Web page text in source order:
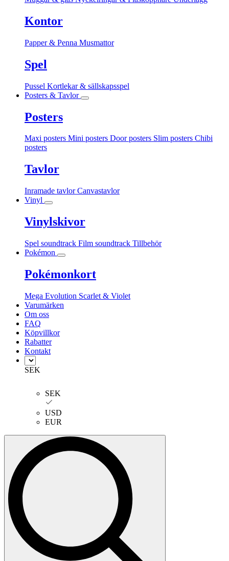
Kontor
Papper & Penna Musmattor
Spel
Pussel Kortlekar & sällskapsspel
Posters & Tavlor
Posters
Maxi posters Mini posters Door posters Slim posters Chibi
posters
Tavlor
Inramade tavlorCanvastavlor
Vinyl
Vinylskivor
Spel soundtrack Film soundtrack Tillbehör
Pokémon
Pokémonkort
Mega Evolution Scarlet & Violet
Varumärken
Om oss
FAQ
Köpvillkor
Rabatter
Kontakt
SEK
SEK
USD
EUR